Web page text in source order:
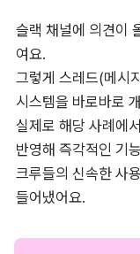
슬랙 채널에 의견이
여요.
그렇게 스레드(메시
시스템을 바로바로
실제로 해당 사례에
반영해 즉각적인 기
크루들의 신속한 사
들어냈어요.